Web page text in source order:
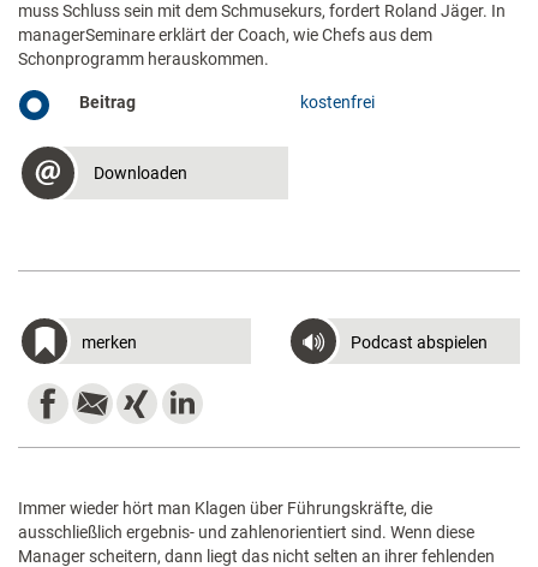
muss Schluss sein mit dem Schmusekurs, fordert Roland Jäger. In
managerSeminare erklärt der Coach, wie Chefs aus dem
Schonprogramm herauskommen.
Beitrag kostenfrei
Downloaden
merken Podcast abspielen
Immer wieder hört man Klagen über Führungskräfte, die
ausschließlich ergebnis- und zahlenorientiert sind. Wenn diese
Manager scheitern, dann liegt das nicht selten an ihrer fehlenden